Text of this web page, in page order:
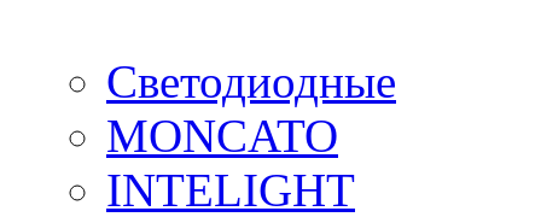
Светодиодные
MONCATO
INTELIGHT